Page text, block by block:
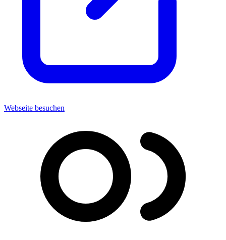
Webseite besuchen